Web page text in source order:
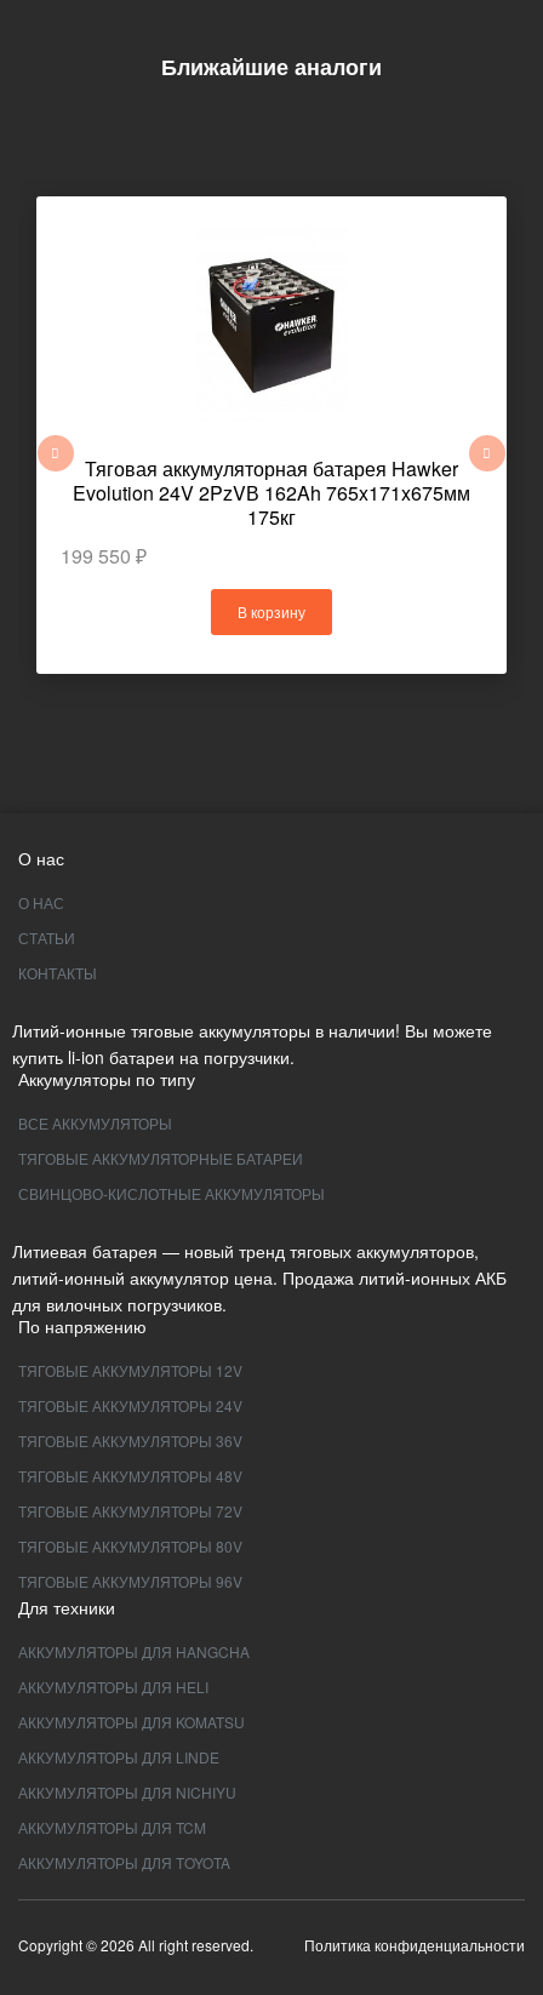
Ближайшие аналоги
Тяговая аккумуляторная батарея Hawker
Evolution 24V 2PzVВ 162Ah 765x171x675мм
175кг
199 550 ₽
В корзину
О нас
О НАС
СТАТЬИ
КОНТАКТЫ
Литий-ионные тяговые аккумуляторы в наличии! Вы можете
купить li-ion батареи на погрузчики.
Аккумуляторы по типу
ВСЕ АККУМУЛЯТОРЫ
ТЯГОВЫЕ АККУМУЛЯТОРНЫЕ БАТАРЕИ
СВИНЦОВО-КИСЛОТНЫЕ АККУМУЛЯТОРЫ
Литиевая батарея — новый тренд тяговых аккумуляторов,
литий-ионный аккумулятор цена. Продажа литий-ионных АКБ
для вилочных погрузчиков.
По напряжению
ТЯГОВЫЕ АККУМУЛЯТОРЫ 12V
ТЯГОВЫЕ АККУМУЛЯТОРЫ 24V
ТЯГОВЫЕ АККУМУЛЯТОРЫ 36V
ТЯГОВЫЕ АККУМУЛЯТОРЫ 48V
ТЯГОВЫЕ АККУМУЛЯТОРЫ 72V
ТЯГОВЫЕ АККУМУЛЯТОРЫ 80V
ТЯГОВЫЕ АККУМУЛЯТОРЫ 96V
Для техники
АККУМУЛЯТОРЫ ДЛЯ HANGCHA
АККУМУЛЯТОРЫ ДЛЯ HELI
АККУМУЛЯТОРЫ ДЛЯ KOMATSU
АККУМУЛЯТОРЫ ДЛЯ LINDE
АККУМУЛЯТОРЫ ДЛЯ NICHIYU
АККУМУЛЯТОРЫ ДЛЯ TCM
АККУМУЛЯТОРЫ ДЛЯ TOYOTA
Copyright © 2026 All right reserved. Политика конфиденциальности